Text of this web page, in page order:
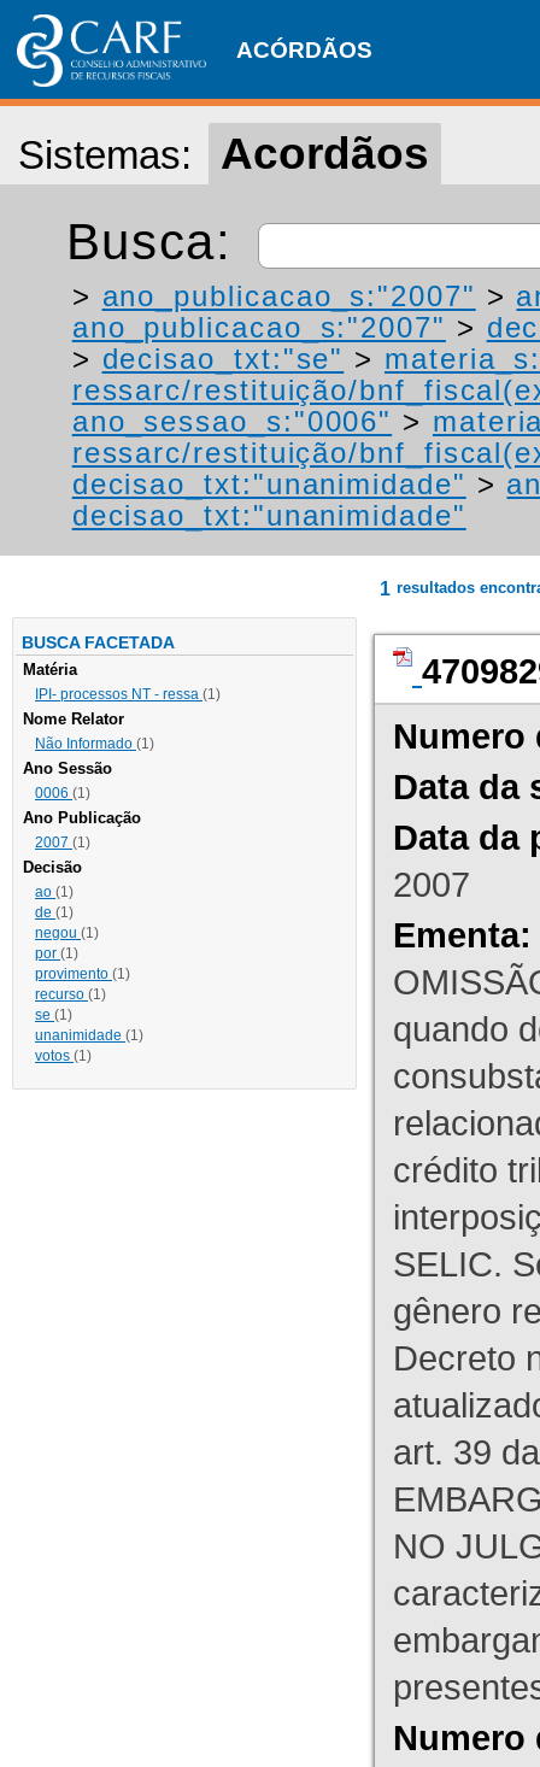
ACÓRDÃOS
Sistemas: Acordãos
Busca:
> ano_publicacao_s:"2007" >
ano_publicacao_s:"2007" >
> decisao_txt:"se" >
ressarc/restituição/
ano_sessao_s:"0006" >
ressarc/restituição/
decisao_txt:"unanimidade" >
decisao_txt:"unanimidade"
BUSCA FACETADA
Matéria
IPI- processos NT - ressa (1)
Nome Relator
Não Informado (1)
Ano Sessão
0006 (1)
Ano Publicação
2007 (1)
Decisão
ao (1)
de (1)
negou (1)
por (1)
provimento (1)
recurso (1)
se (1)
unanimidade (1)
votos (1)
1 resultados
Numero
Data da
Data da
2007
Ementa:
quando
crédito
SELIC.
gênero
Decreto
art. 39
NO
Numero